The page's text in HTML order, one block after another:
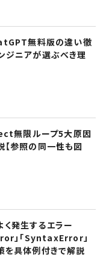
無料版の違い徹
ジニアが選ぶべき理
無限ループ5大原因
参照の同一性も図
発生するエラー
」「SyntaxError」
を具体例付きで解説